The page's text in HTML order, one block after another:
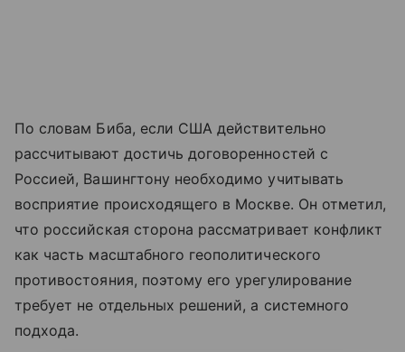
По словам Биба, если США действительно
рассчитывают достичь договоренностей с
Россией, Вашингтону необходимо учитывать
восприятие происходящего в Москве. Он отметил,
что российская сторона рассматривает конфликт
как часть масштабного геополитического
противостояния, поэтому его урегулирование
требует не отдельных решений, а системного
подхода.